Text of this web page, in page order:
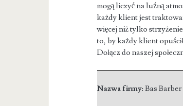
mogą liczyć na luźną
każdy klient jest
więcej niż tylko
to, by każdy klient
Dołącz do naszej
Nazwa firmy:Bas